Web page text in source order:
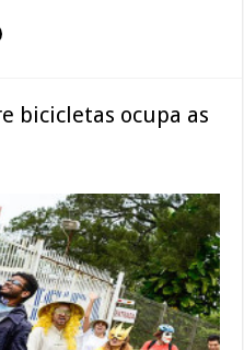
bicicletas ocupa as